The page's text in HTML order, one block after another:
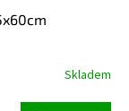
Skladem